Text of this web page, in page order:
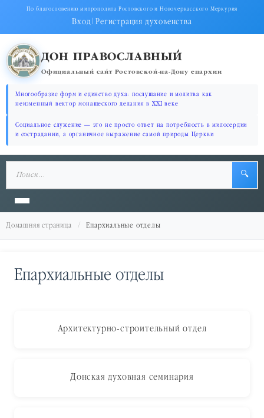
По благословению митрополита Ростовского и Новочеркасского Меркурия
Вход|Регистрация духовенства
ДОН ПРАВОСЛАВНЫЙ
Официальный сайт Ростовской-на-Дону епархии
Многообразие форм и единство духа: послушание и молитва как
неизменный вектор монашеского делания в XXI веке
Социальное служение — это не просто ответ на потребность в милосердии
и сострадании, а органичное выражение самой природы Церкви
🔍
Домашняя страница Епархиальные отделы
Епархиальные отделы
Архитектурно-строительный отдел
Донская духовная семинария